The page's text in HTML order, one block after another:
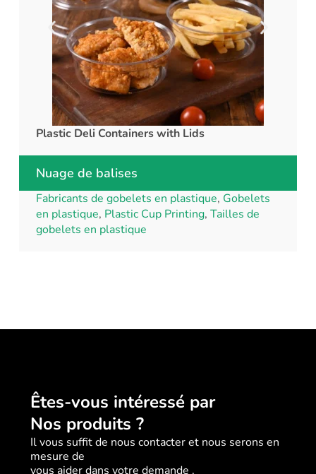
Plastic Deli Containers with Lids
Nuage de balises
Fabricants de gobelets en plastique, Gobelets
en plastique, Plastic Cup Printing, Tailles de
gobelets en plastique
Êtes-vous intéressé par
Nos produits ?
Il vous suffit de nous contacter et nous serons en
mesure de
vous aider dans votre demande .